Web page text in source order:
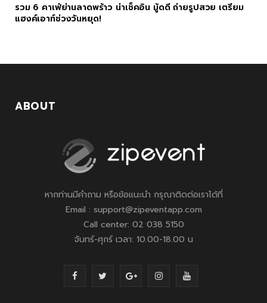
รวม 6 คาเฟ่ย่านลาดพร้าว น่าเช็คอิน มู้ดดี ถ่ายรูปสวย เตรียม
แฮงค์เอาท์ช่วงวันหยุด!
ABOUT
หากท่านมีคำถาม หรือข้อแนะนำ กรุณาติดต่อเราได้ที่
Email : support@zipeventapp.com
Call center: 02 038 5150
จันทร์-ศุกร์ เวลา: 10.00-18.00 น
F
G
I
Y